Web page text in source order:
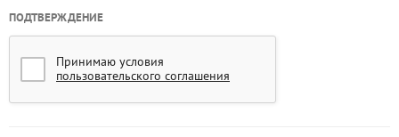
ПОДТВЕРЖДЕНИЕ
Принимаю условия
пользовательского соглашения